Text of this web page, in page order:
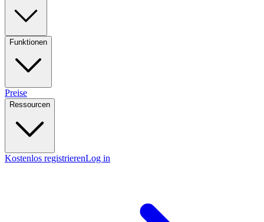
Funktionen
Preise
Ressourcen
Kostenlos registrierenLog in